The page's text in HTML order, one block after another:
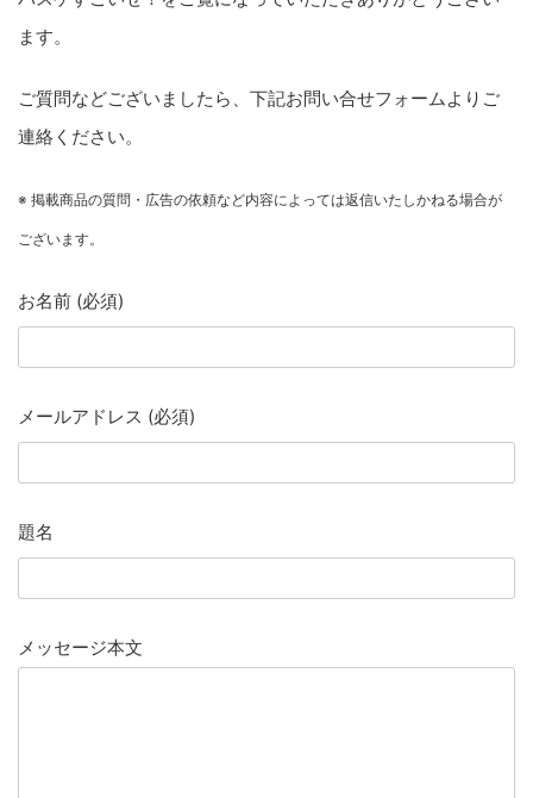
ます。
ご質問などございましたら、下記お問い合せフォームよりご
連絡ください。
※ 掲載商品の質問・広告の依頼など内容によっては返信いたしかねる場合が
ございます。
お名前 (必須)
メールアドレス (必須)
題名
メッセージ本文